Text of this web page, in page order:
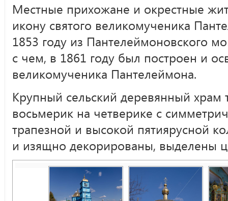
Местные прихожане и окрестные
икону святого великомученика
1853 году из Пантелеймоновского
с чем, в 1861 году был построен и
великомученика Пантелеймона.
Крупный сельский деревянный храм
восьмерик на четверике с
трапезной и высокой пятиярусной
и изящно декорированы, выделены